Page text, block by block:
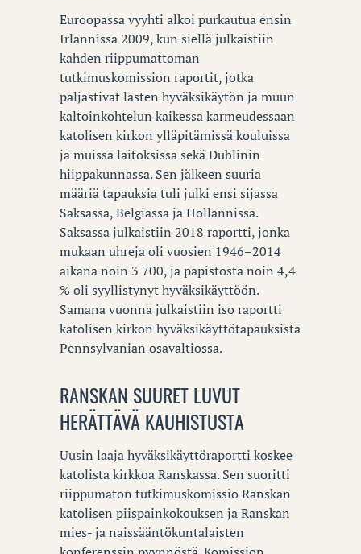
Euroopassa vyyhti alkoi purkautua ensin
Irlannissa 2009, kun siellä julkaistiin
kahden riippumattoman
tutkimuskomission raportit, jotka
paljastivat lasten hyväksikäytön ja muun
kaltoinkohtelun kaikessa karmeudessaan
katolisen kirkon ylläpitämissä kouluissa
ja muissa laitoksissa sekä Dublinin
hiippakunnassa. Sen jälkeen suuria
määriä tapauksia tuli julki ensi sijassa
Saksassa, Belgiassa ja Hollannissa.
Saksassa julkaistiin 2018 raportti, jonka
mukaan uhreja oli vuosien 1946–2014
aikana noin 3 700, ja papistosta noin 4,4
% oli syyllistynyt hyväksikäyttöön.
Samana vuonna julkaistiin iso raportti
katolisen kirkon hyväksikäyttötapauksista
Pennsylvanian osavaltiossa.
RANSKAN SUURET LUVUT
HERÄTTÄVÄ KAUHISTUSTA
Uusin laaja hyväksikäyttöraportti koskee
katolista kirkkoa Ranskassa. Sen suoritti
riippumaton tutkimuskomissio Ranskan
katolisen piispainkokouksen ja Ranskan
mies- ja naissääntökuntalaisten